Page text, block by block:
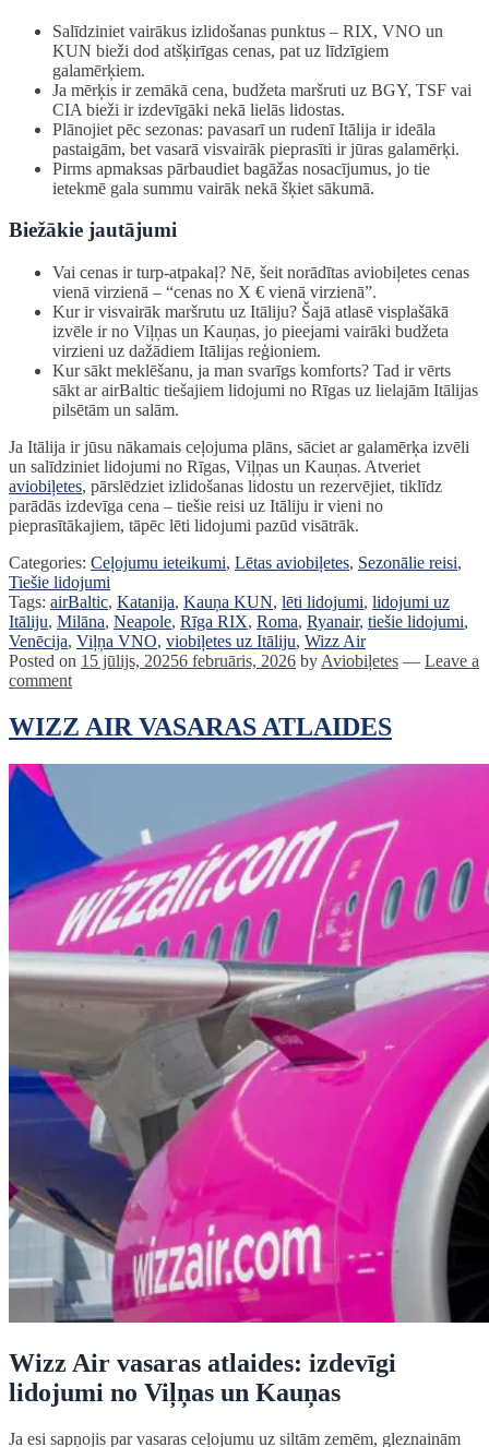
Salīdziniet vairākus izlidošanas punktus – RIX, VNO un
KUN bieži dod atšķirīgas cenas, pat uz līdzīgiem
galamērķiem.
Ja mērķis ir zemākā cena, budžeta maršruti uz BGY, TSF vai
CIA bieži ir izdevīgāki nekā lielās lidostas.
Plānojiet pēc sezonas: pavasarī un rudenī Itālija ir ideāla
pastaigām, bet vasarā visvairāk pieprasīti ir jūras galamērķi.
Pirms apmaksas pārbaudiet bagāžas nosacījumus, jo tie
ietekmē gala summu vairāk nekā šķiet sākumā.
Biežākie jautājumi
Vai cenas ir turp-atpakaļ? Nē, šeit norādītas aviobiļetes cenas
vienā virzienā – “cenas no X € vienā virzienā”.
Kur ir visvairāk maršrutu uz Itāliju? Šajā atlasē visplašākā
izvēle ir no Viļņas un Kauņas, jo pieejami vairāki budžeta
virzieni uz dažādiem Itālijas reģioniem.
Kur sākt meklēšanu, ja man svarīgs komforts? Tad ir vērts
sākt ar airBaltic tiešajiem lidojumi no Rīgas uz lielajām Itālijas
pilsētām un salām.
Ja Itālija ir jūsu nākamais ceļojuma plāns, sāciet ar galamērķa izvēli
un salīdziniet lidojumi no Rīgas, Viļņas un Kauņas. Atveriet
aviobiļetes, pārslēdziet izlidošanas lidostu un rezervējiet, tiklīdz
parādās izdevīga cena – tiešie reisi uz Itāliju ir vieni no
pieprasītākajiem, tāpēc lēti lidojumi pazūd visātrāk.
Categories: Ceļojumu ieteikumi, Lētas aviobiļetes, Sezonālie reisi,
Tiešie lidojumi
Tags: airBaltic, Katanija, Kauņa KUN, lēti lidojumi, lidojumi uz
Itāliju, Milāna, Neapole, Rīga RIX, Roma, Ryanair, tiešie lidojumi,
Venēcija, Viļņa VNO, viobiļetes uz Itāliju, Wizz Air
Posted on 15 jūlijs, 20256 februāris, 2026 by Aviobiļetes — Leave a
comment
WIZZ AIR VASARAS ATLAIDES
Wizz Air vasaras atlaides: izdevīgi
lidojumi no Viļņas un Kauņas
Ja esi sapņojis par vasaras ceļojumu uz siltām zemēm, gleznainām